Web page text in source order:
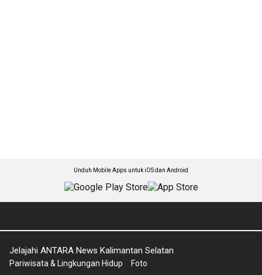
Unduh Mobile Apps untuk iOS dan Android
Jelajahi ANTARA News Kalimantan Selatan
Pariwisata & Lingkungan Hidup
Foto